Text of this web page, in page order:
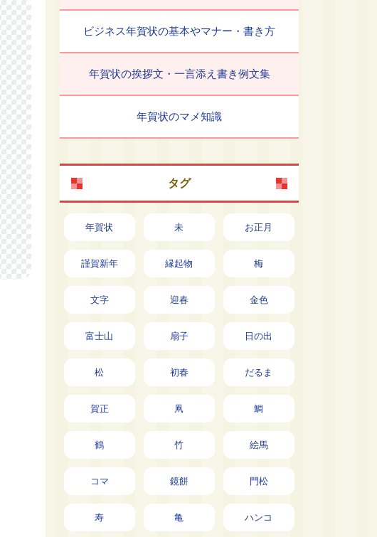
ビジネス年賀状の基本やマナー・書き方
年賀状の挨拶文・一言添え書き例文集
年賀状のマメ知識
タグ
年賀状 未 お正月
謹賀新年 縁起物 梅
文字 迎春 金色
富士山 扇子 日の出
松 初春 だるま
賀正 凧 鯛
鶴 竹 絵馬
コマ 鏡餅 門松
寿 亀 ハンコ